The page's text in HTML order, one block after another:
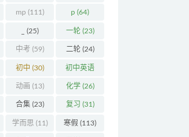
(29)
mp (111) p (64)
(25) 一轮(23)
中考 (59) 二轮(24)
初中 (30) 初中英语
(32)
动画 (13) 化学(26)
合集(23) 复习 (31)
学而思 (11) 寒假 (113)